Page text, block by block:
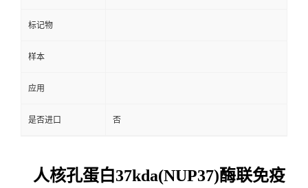
标记物
样本
应用
是否进口 否
人核孔蛋白37kda(NUP37)酶联免疫